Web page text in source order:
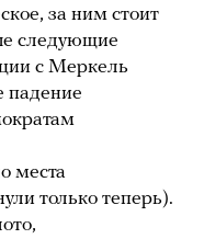
за ним стоит
следующие
с Меркель
падение
места
только теперь).